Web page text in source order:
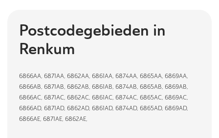
Postcodegebieden in
Renkum
6866AA, 6871AA, 6862AA, 6861AA, 6874AA, 6865AA, 6869AA,
6866AB, 6871AB, 6862AB, 6861AB, 6874AB, 6865AB, 6869AB,
6866AC, 6871AC, 6862AC, 6861AC, 6874AC, 6865AC, 6869AC,
6866AD, 6871AD, 6862AD, 6861AD, 6874AD, 6865AD, 6869AD,
6866AE, 6871AE, 6862AE,